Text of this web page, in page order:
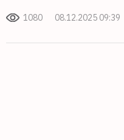
1080 08.12.2025 09:39